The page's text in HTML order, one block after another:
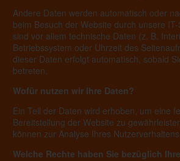
Andere Daten werden automatisch oder
beim Besuch der Website durch unsere
sind vor allem technische Daten (z. B.
Betriebssystem oder Uhrzeit des
dieser Daten erfolgt automatisch, sobald
betreten.
Wofür nutzen wir Ihre Daten?
Ein Teil der Daten wird erhoben, um eine
Bereitstellung der Website zu
können zur Analyse Ihres
Welche Rechte haben Sie bezüglich